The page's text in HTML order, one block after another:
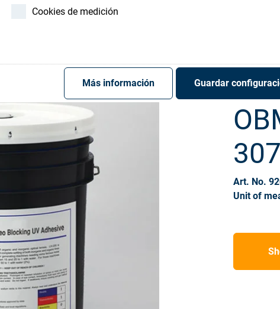
Cookies de medición
Más información Guardar
Register
Art. No.
Unit of